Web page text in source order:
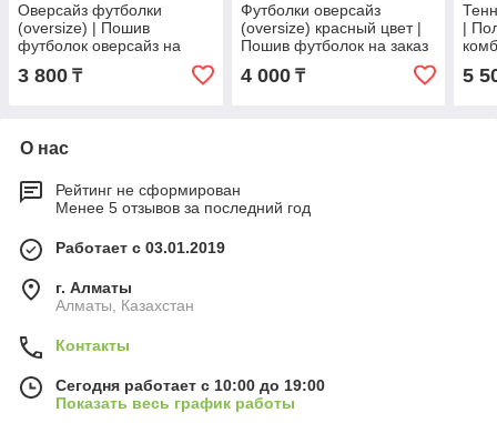
Оверсайз футболки
(oversize) | Пошив
футболок оверсайз на
3 800 ₸
Футболки оверсайз
(oversize) красный цвет |
Пошив футболок на заказ
4 000₸
|
5
О нас
Рейтинг не сформирован
Менее 5 отзывов за последний год
Работает с 03.01.2019
г. Алматы
Алматы, Казахстан
Контакты
Сегодня работает с 10:00 до 19:00
Показать весь график работы